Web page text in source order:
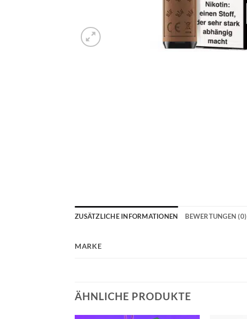
ZUSÄTZLICHE INFORMATIONEN BEWERTUNGEN (0)
MARKE
ÄHNLICHE PRODUKTE